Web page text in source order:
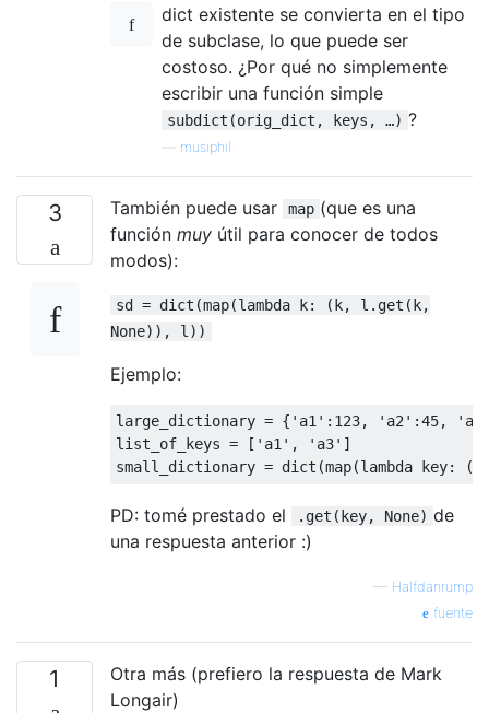
dict existente se convierta en el tipo
de subclase, lo que puede ser
costoso. ¿Por qué no simplemente
escribir una función simple
subdict(orig_dict, keys, …) ?
musiphil
3 También puede usar map (que es una
función muy útil para conocer de todos
modos):
sd = dict(map(lambda k: (k, l.get(k,
None)), l))
Ejemplo:
large_dictionary = { 'a1' : 123, 'a2' :45,
list_of_keys = [ 'a1' , 'a3' ]
small_dictionary = dict (map(lambda key: (
PD: tomé prestado el .get(key, None) de
una respuesta anterior :)
— Halfdanrump
fuente
1
Otra más (prefiero la respuesta de Mark
Longair)